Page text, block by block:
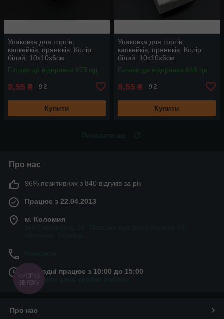
Упаковка для тортів,
капкейків, пряників. Колір
білий. 10х10х6см
Готово до відправки 875 од.
8,55 ₴ 9 ₴
Купити
Упаковка для тортів,
капкейків, пряників. Колір
білий. 10х10х6см
Готово до відправки 848 од.
8,55 ₴ 9 ₴
Купити
Про нас
96% позитивних з 840 відгуків за рік
Працює з 22.04.2013
м. Коломия
Сьогодні працює з 10:00 до 15:00
Показати весь графік роботи
Про нас
КНОПКА
ЗВ'ЯЗКУ